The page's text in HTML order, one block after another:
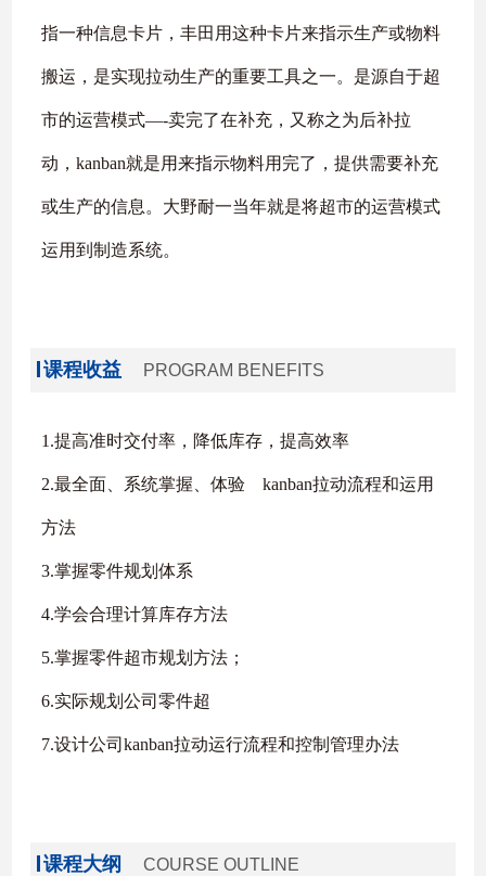
指一种信息卡片，丰田用这种卡片来指示生产或物料
搬运，是实现拉动生产的重要工具之一。是源自于超
市的运营模式—-卖完了在补充，又称之为后补拉
动，kanban就是用来指示物料用完了，提供需要补充
或生产的信息。大野耐一当年就是将超市的运营模式
运用到制造系统。
课程收益 PROGRAM BENEFITS
1.提高准时交付率，降低库存，提高效率
2.最全面、系统掌握、体验 kanban拉动流程和运用
方法
3.掌握零件规划体系
4.学会合理计算库存方法
5.掌握零件超市规划方法；
6.实际规划公司零件超
7.设计公司kanban拉动运行流程和控制管理办法
课程大纲 COURSE OUTLINE